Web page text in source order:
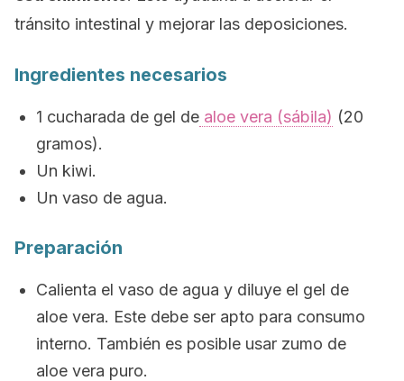
tránsito intestinal y mejorar las deposiciones.
Ingredientes necesarios
1 cucharada de gel de aloe vera (sábila) (20
gramos).
Un kiwi.
Un vaso de agua.
Preparación
Calienta el vaso de agua y diluye el gel de
aloe vera. Este debe ser apto para consumo
interno. También es posible usar zumo de
aloe vera puro.